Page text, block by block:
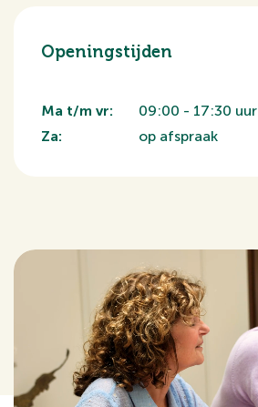
Openingstijden
Ma t/m vr:
09:00 - 17:30 uur
Za:
op afspraak